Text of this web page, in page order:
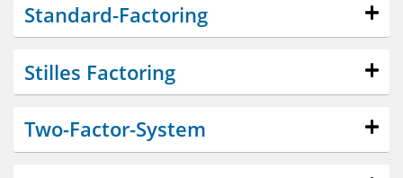
Standard-Factoring
Stilles Factoring
Two-Factor-System